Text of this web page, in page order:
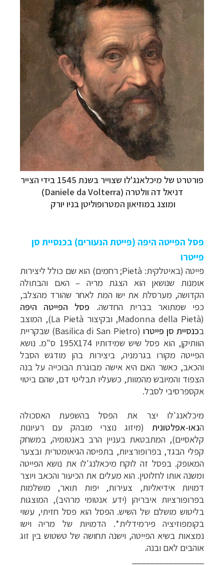
פורטרט של מיכלאנג'לו שצוייר בשנת 1545 בידי הצייר
דניאל דה וולטרה (Daniele da Volterra
)
ומוצג במוזיאון המטרופוליטן בניו יורק
פסל הפייטה היפה (פייטת הנעורים) בכנסיית סן
פייטרו
פייטה (באיטלקית: Pietà; רחמים) הוא שם כולל ליצירות
אומנות שנושאן הוא הצגת מריה –האם והבתולה
הקדושה, מערסלת את ישו המת לאחר שהורד מהצלב,
כפי שמתואר בברית החדשה. פסל הפייטה היפה
(Madonna della Pietà, ובקיצור La Pietà),
המוצב
בכנסיית סן פייטרו (Basilica di San Pietro)
שבקריית
הוותיקן, הוא פסל שיש שמידותיו 195X174 ס"מ.
נושא
הפייטה מקורו בגרמניה, ביצירות בהן מודגש הסבל
והכאב, כאשר האם היא אישה מבוגרת הבוכייה על בנה
הצפוד והמיובש מהמוות, כשעליו תבליטי דם, שהם ביטוי
אקספרסיבי לסבל.
מיכלאנג'לו יצר את הפסל בהשפעת האסכולה
הנאו-אפלטונית (מיזוג נוצרי מובהק עם רעיונות
קלאסיים), המתבטאת בעניין הרב באנטומיה, במשחק
קפלי הבגד, בפרופורציות, בתפיסה הגיאומטרית ובצער
המאופק. בפסל זה לוקח מיכאלנג'לו את נושא הפייטה
ומשנה אותו לחלוטין. הוא מעלים את הכיעור והכאב ויוצר
דמויות אידיאליות, צעירות, יפות תואר, מושלמות
בפרופורציות איבריהן (ידע אנטומי מרהיב), המוצגות
בליטוש מושלם של השיש.הפסל הוא פסל חזיתי, עשוי
בקומפוזיציה פירמידלית*. הדמויות של מריה וישו
נמצאות בשיא הפייטה, וישנה תחושה של טשטוש בין זוג
אוהבים לאם ובנה.